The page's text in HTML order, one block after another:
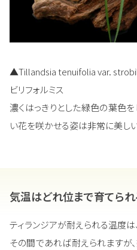
▲Tillandsia tenuifolia var.
ビリフォルミス
濃くはっきりとした緑色の葉色
い花を咲かせる姿は非常に美しい
気温はどれ位まで育てられ
ティランジアが耐えられる温度
その間であれば耐えられますが